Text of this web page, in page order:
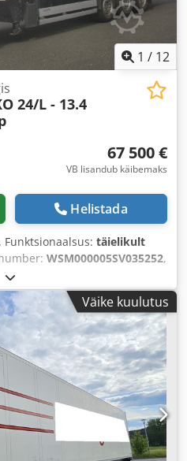
1 / 12
24/L - 13.4
67 500 €
VB lisandub käibemaks
Helistada
, Funktsionaalsus: täielikult
WSM000005SV035252,
kandevõime:
3 teljed,
2025
, järgmine ülevaatus
pikkus: 13 320 mm,
, laadruumi kõrgus:2 690
m³, vedrustus:õhk, rehvi
, Ehitusaasta:2025,
,
Väike kuulutus